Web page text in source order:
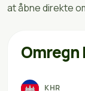
at åbne direkte
Omregn
KHR